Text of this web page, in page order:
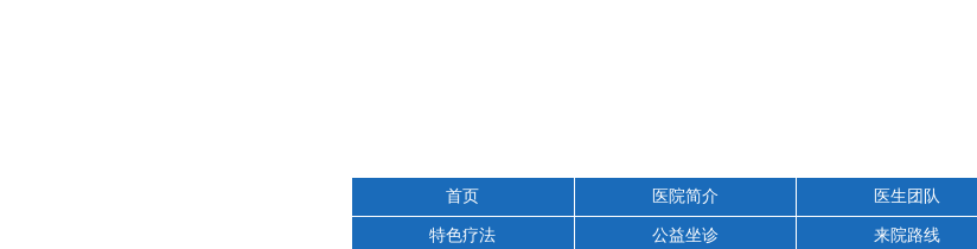
首页 医院简介 医生团队
特色疗法 公益坐诊 来院路线